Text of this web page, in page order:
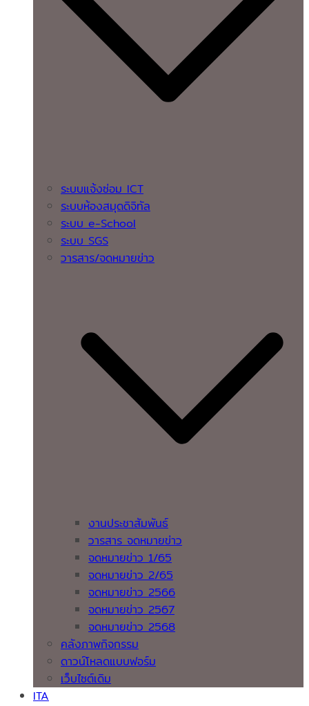
ระบบแจ้งซ่อม ICT
ระบบห้องสมุดดิจิทัล
ระบบ e-School
ระบบ SGS
วารสาร/จดหมายข่าว
งานประชาสัมพันธ์
วารสาร จดหมายข่าว
จดหมายข่าว 1/65
จดหมายข่าว 2/65
จดหมายข่าว 2566
จดหมายข่าว 2567
จดหมายข่าว 2568
คลังภาพกิจกรรม
ดาวน์โหลดแบบฟอร์ม
เว็บไซต์เดิม
ITA